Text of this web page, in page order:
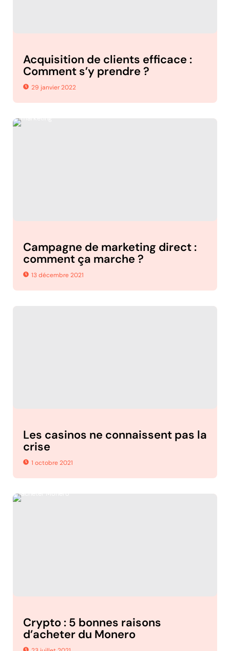
Acquisition de clients efficace :
Comment s’y prendre ?
29 janvier 2022
Campagne de marketing direct :
comment ça marche ?
13 décembre 2021
Les casinos ne connaissent pas la
crise
1 octobre 2021
Crypto : 5 bonnes raisons
d’acheter du Monero